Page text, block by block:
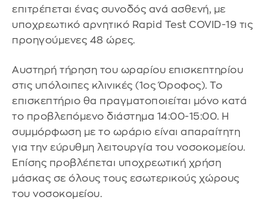
επιτρέπεται ένας συνοδός ανά ασθενή, με
υποχρεωτικό αρνητικό Rapid Test COVID-19 τις
προηγούμενες 48 ώρες.
Αυστηρή τήρηση του ωραρίου επισκεπτηρίου
στις υπόλοιπες κλινικές (1ος Όροφος). Το
επισκεπτήριο θα πραγματοποιείται μόνο κατά
το προβλεπόμενο διάστημα 14:00-15:00. Η
συμμόρφωση με το ωράριο είναι απαραίτητη
για την εύρυθμη λειτουργία του νοσοκομείου.
Επίσης προβλέπεται υποχρεωτική χρήση
μάσκας σε όλους τους εσωτερικούς χώρους
του νοσοκομείου.